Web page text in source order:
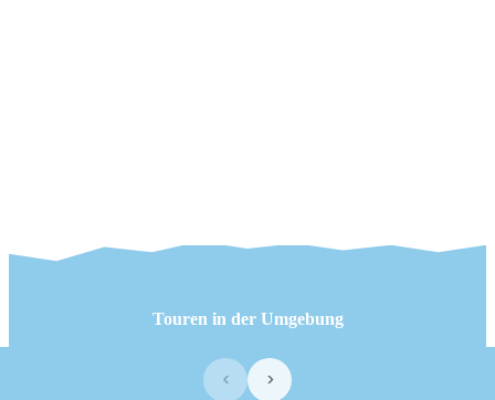
Touren in der Umgebung
‹ ›